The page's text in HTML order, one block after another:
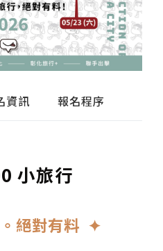
資訊 報名程序
小旅行
絕對有料 ✦